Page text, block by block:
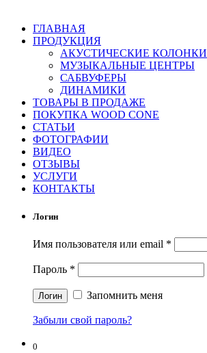
ГЛАВНАЯ
ПРОДУКЦИЯ
АКУСТИЧЕСКИЕ КОЛОНКИ
МУЗЫКАЛЬНЫЕ ЦЕНТРЫ
САБВУФЕРЫ
ДИНАМИКИ
ТОВАРЫ В ПРОДАЖЕ
ПОКУПКА WOOD CONE
СТАТЬИ
ФОТОГРАФИИ
ВИДЕО
ОТЗЫВЫ
УСЛУГИ
КОНТАКТЫ
Логин
Имя пользователя или email *
Пароль *
Запомнить меня
Забыли свой пароль?
0